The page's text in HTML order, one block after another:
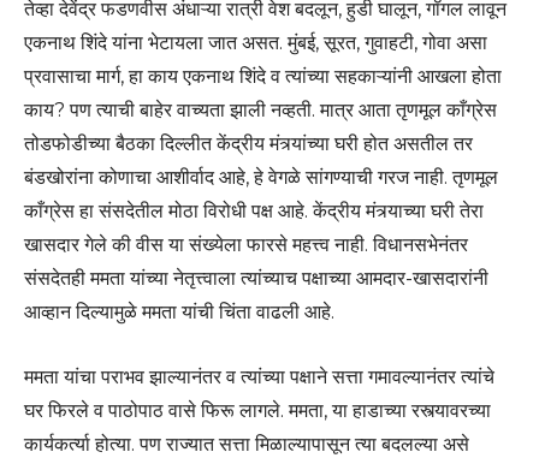
तेव्हा देवेंद्र फडणवीस अंधाऱ्या रात्री वेश बदलून, हुडी घालून, गॉगल लावून
एकनाथ शिंदे यांना भेटायला जात असत. मुंबई, सूरत, गुवाहटी, गोवा असा
प्रवासाचा मार्ग, हा काय एकनाथ शिंदे व त्यांच्या सहकाऱ्यांनी आखला होता
काय? पण त्याची बाहेर वाच्यता झाली नव्हती. मात्र आता तृणमूल काँग्रेस
तोडफोडीच्या बैठका दिल्लीत केंद्रीय मंत्र्यांच्या घरी होत असतील तर
बंडखोरांना कोणाचा आशीर्वाद आहे, हे वेगळे सांगण्याची गरज नाही. तृणमूल
काँग्रेस हा संसदेतील मोठा विरोधी पक्ष आहे. केंद्रीय मंत्र्याच्या घरी तेरा
खासदार गेले की वीस या संख्येला फारसे महत्त्व नाही. विधानसभेनंतर
संसदेतही ममता यांच्या नेतृत्त्वाला त्यांच्याच पक्षाच्या आमदार-खासदारांनी
आव्हान दिल्यामुळे ममता यांची चिंता वाढली आहे.
ममता यांचा पराभव झाल्यानंतर व त्यांच्या पक्षाने सत्ता गमावल्यानंतर त्यांचे
घर फिरले व पाठोपाठ वासे फिरू लागले. ममता, या हाडाच्या रस्त्यावरच्या
कार्यकर्त्या होत्या. पण राज्यात सत्ता मि‌‌ळाल्यापासून त्या बदलल्या असे